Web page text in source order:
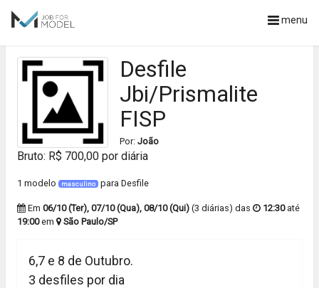
menu
Desfile
Jbi/Prismalite
FISP
Por: João
Bruto: R$ 700,00 por diária
1 modelo masculino para Desfile
Em 06/10 (Ter), 07/10 (Qua), 08/10 (Qui) (3 diárias) das 12:30até
19:00em São Paulo/SP
6,7 e 8 de Outubro.
3 desfiles por dia